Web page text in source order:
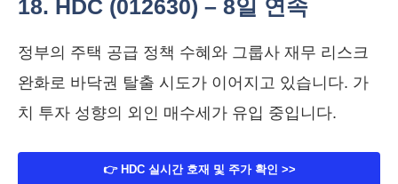
18. HDC (012630) – 8일 연속
정부의 주택 공급 정책 수혜와 그룹사 재무 리스크
완화로 바닥권 탈출 시도가 이어지고 있습니다. 가
치 투자 성향의 외인 매수세가 유입 중입니다.
👉 HDC 실시간 호재 및 주가 확인 >>